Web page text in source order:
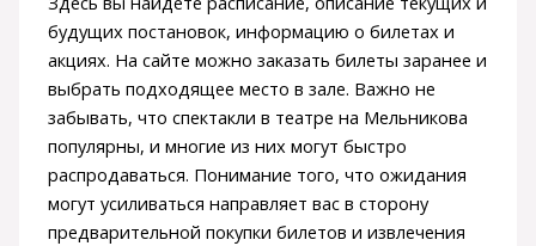
будущих постановок, информацию о билетах и
акциях. На сайте можно заказать билеты заранее и
выбрать подходящее место в зале. Важно не
забывать, что спектакли в театре на Мельникова
популярны, и многие из них могут быстро
распродаваться. Понимание того, что ожидания
могут усиливаться направляет вас в сторону
предварительной покупки билетов и извлечения